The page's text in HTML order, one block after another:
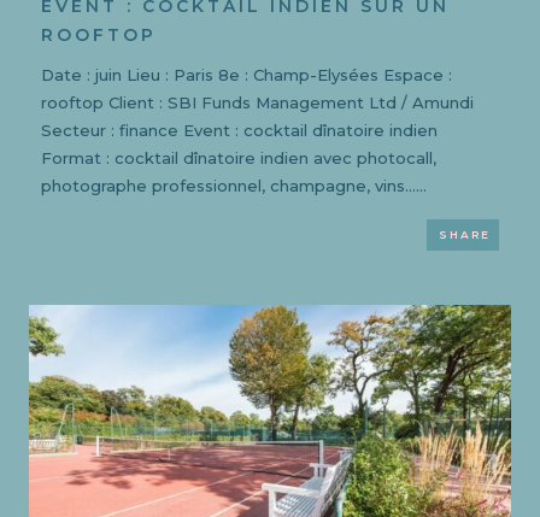
EVENT : COCKTAIL INDIEN SUR UN
ROOFTOP
Date : juin Lieu : Paris 8e : Champ-Elysées Espace :
rooftop Client : SBI Funds Management Ltd / Amundi
Secteur : finance Event : cocktail dînatoire indien
Format : cocktail dînatoire indien avec photocall,
photographe professionnel, champagne, vins…...
SHARE